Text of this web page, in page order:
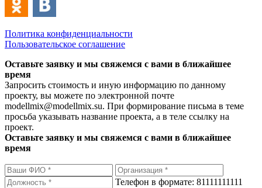
Политика конфиденциальности
Пользовательское соглашение
Оставьте заявку и мы свяжемся с вами в ближайшее
время
Запросить стоимость и иную информацию по данному
проекту, вы можете по электронной почте
modellmix@modellmix.su. При формирование письма в теме
просьба указывать название проекта, а в теле ссылку на
проект.
Оставьте заявку и мы свяжемся с вами в ближайшее
время
Телефон в формате: 81111111111